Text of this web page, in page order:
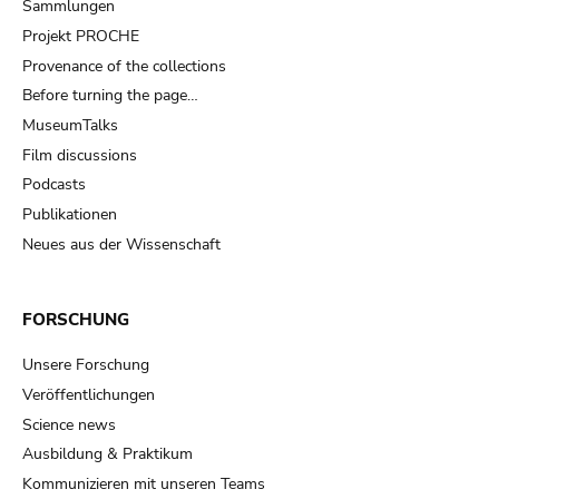
Sammlungen
Projekt PROCHE
Provenance of the collections
Before turning the page…
MuseumTalks
Film discussions
Podcasts
Publikationen
Neues aus der Wissenschaft
FORSCHUNG
Unsere Forschung
Veröffentlichungen
Science news
Ausbildung & Praktikum
Kommunizieren mit unseren Teams